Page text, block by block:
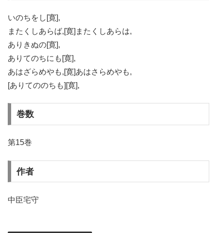
いのちをし[寛],
またくしあらば,[寛]またくしあらは,
ありきぬの[寛],
ありてのちにも[寛],
あはざらめやも,[寛]あはさらめやも,
[ありてののちも][寛],
巻数
第15巻
作者
中臣宅守